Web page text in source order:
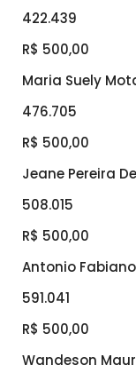
422.439
R$ 500,00
Maria Suely
476.705
R$ 500,00
Jeane Pereira
508.015
R$ 500,00
Antonio
591.041
R$ 500,00
Wandeson